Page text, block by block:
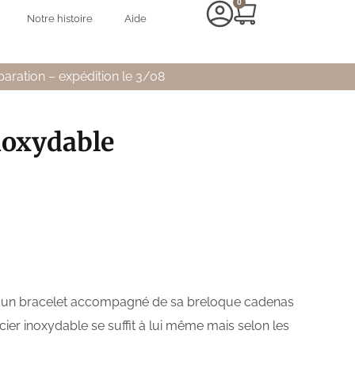
Notre histoire Aide
0
– expédition le 3/08
bracelet accompagné de sa breloque cadenas
inoxydable se suffit à lui même mais selon les